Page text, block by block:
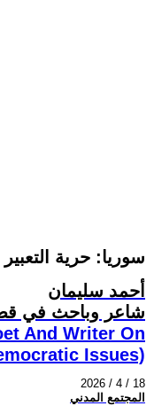
سوريا: حرية
أحمد سليمان
شاعر وباحث في
And Writer On
Issues)
2026 / 4 / 18
المجتمع المدني